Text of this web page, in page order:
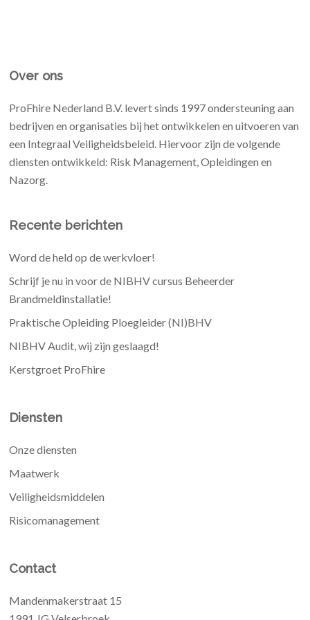
Over ons
ProFhire Nederland B.V. levert sinds 1997 ondersteuning aan
bedrijven en organisaties bij het ontwikkelen en uitvoeren van
een Integraal Veiligheidsbeleid. Hiervoor zijn de volgende
diensten ontwikkeld: Risk Management, Opleidingen en
Nazorg.
Recente berichten
Word de held op de werkvloer!
Schrijf je nu in voor de NIBHV cursus Beheerder
Brandmeldinstallatie!
Praktische Opleiding Ploegleider (NI)BHV
NIBHV Audit, wij zijn geslaagd!
Kerstgroet ProFhire
Diensten
Onze diensten
Maatwerk
Veiligheidsmiddelen
Risicomanagement
Contact
Mandenmakerstraat 15